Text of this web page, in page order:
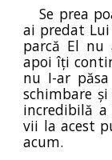
Se prea
ai predat
parcă El nu
apoi îți
nu I-ar
schimbare
incredibilă
vii la acest
acum.